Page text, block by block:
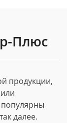
Плюс
продукции,
далее.